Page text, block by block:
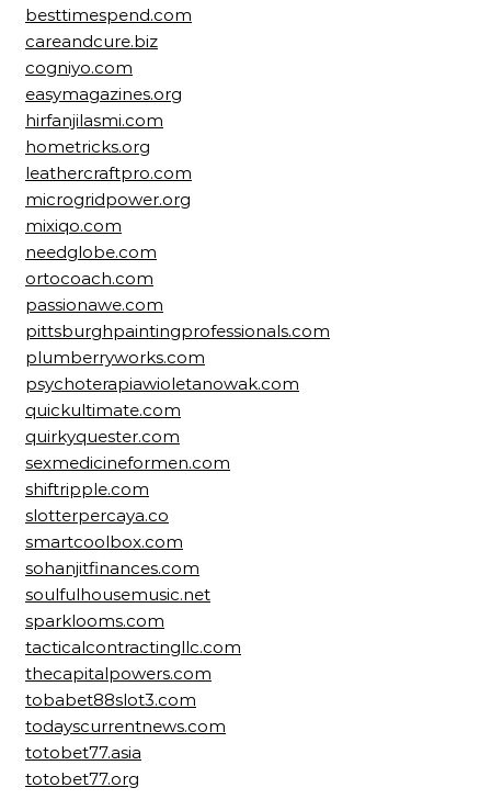
besttimespend.com
careandcure.biz
cogniyo.com
easymagazines.org
hirfanjilasmi.com
hometricks.org
leathercraftpro.com
microgridpower.org
mixiqo.com
needglobe.com
ortocoach.com
passionawe.com
pittsburghpaintingprofessionals.com
plumberryworks.com
psychoterapiawioletanowak.com
quickultimate.com
quirkyquester.com
sexmedicineformen.com
shiftripple.com
slotterpercaya.co
smartcoolbox.com
sohanjitfinances.com
soulfulhousemusic.net
sparklooms.com
tacticalcontractingllc.com
thecapitalpowers.com
tobabet88slot3.com
todayscurrentnews.com
totobet77.asia
totobet77.org